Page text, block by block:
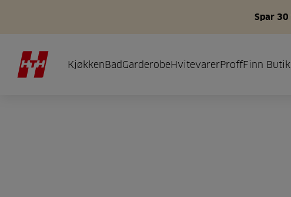
Spar
KjøkkenBadGarderobeHvitevarerProffFinn